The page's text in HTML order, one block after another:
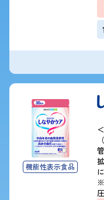
機能性表示食品
※